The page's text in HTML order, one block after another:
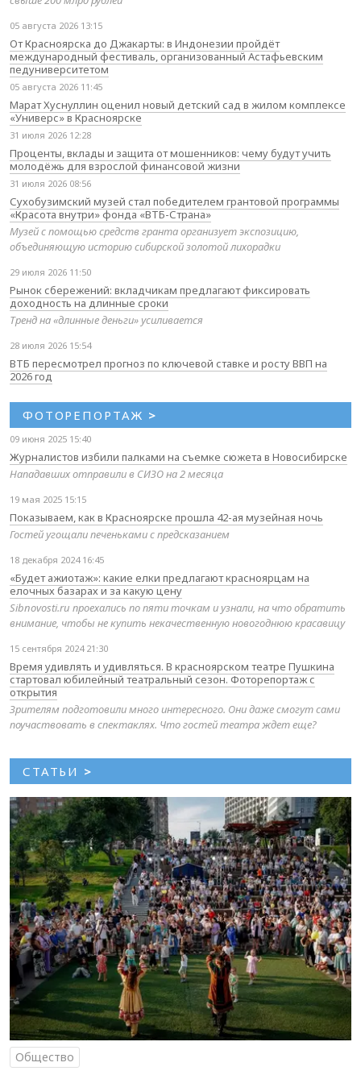
05 августа 2026 13:15
От Красноярска до Джакарты: в Индонезии пройдёт
международный фестиваль, организованный Астафьевским
педуниверситетом
05 августа 2026 11:45
Марат Хуснуллин оценил новый детский сад в жилом комплексе
«Универс» в Красноярске
31 июля 2026 12:28
Проценты, вклады и защита от мошенников: чему будут учить
молодёжь для взрослой финансовой жизни
31 июля 2026 08:56
Сухобузимский музей стал победителем грантовой программы
«Красота внутри» фонда «ВТБ-Страна»
Музей с помощью средств гранта организует экспозицию,
объединяющую историю сибирской золотой лихорадки
29 июля 2026 11:50
Рынок сбережений: вкладчикам предлагают фиксировать
доходность на длинные сроки
Тренд на «длинные деньги» усиливается
28 июля 2026 15:54
ВТБ пересмотрел прогноз по ключевой ставке и росту ВВП на
2026 год
ФОТОРЕПОРТАЖ >
09 июня 2025 15:40
Журналистов избили палками на съемке сюжета в Новосибирске
Нападавших отправили в СИЗО на 2 месяца
19 мая 2025 15:15
Показываем, как в Красноярске прошла 42-ая музейная ночь
Гостей угощали печеньками с предсказанием
18 декабря 2024 16:45
«Будет ажиотаж»: какие елки предлагают красноярцам на
елочных базарах и за какую цену
Sibnovosti.ru проехались по пяти точкам и узнали, на что обратить
внимание, чтобы не купить некачественную новогоднюю красавицу
15 сентября 2024 21:30
Время удивлять и удивляться. В красноярском театре Пушкина
стартовал юбилейный театральный сезон. Фоторепортаж с
открытия
Зрителям подготовили много интересного. Они даже смогут сами
поучаствовать в спектаклях. Что гостей театра ждет еще?
СТАТЬИ >
Общество